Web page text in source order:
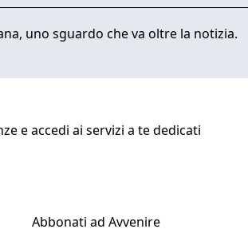
uno sguardo che va oltre la notizia.
e accedi ai servizi a te dedicati
Abbonati ad Avvenire